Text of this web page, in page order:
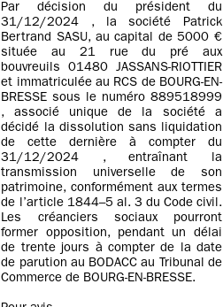
Par décision du président du
31/12/2024 , la société Patrick
Bertrand SASU, au capital de 5000 €
située au 21 rue du pré aux
bouvreuils 01480 JASSANS-RIOTTIER
et immatriculée au RCS de BOURG-EN-
BRESSE sous le numéro 889518999
, associé unique de la société a
décidé la dissolution sans liquidation
de cette dernière à compter du
31/12/2024 , entraînant la
transmission universelle de son
patrimoine, conformément aux termes
de l’article 1844–5 al. 3 du Code civil.
Les créanciers sociaux pourront
former opposition, pendant un délai
de trente jours à compter de la date
de parution au BODACC au Tribunal de
Commerce de BOURG-EN-BRESSE.